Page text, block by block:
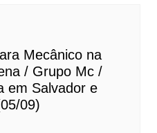
Mecânico na
/ Grupo Mc /
em Salvador e
09)